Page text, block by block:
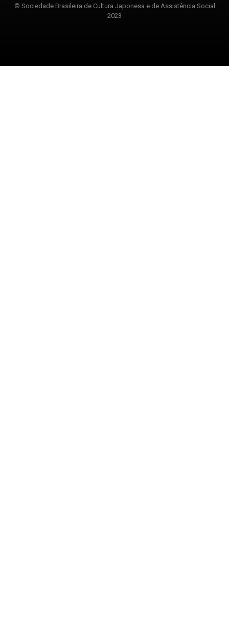
© Sociedade Brasileira de Cultura Japonesa e de Assistência Social
2023